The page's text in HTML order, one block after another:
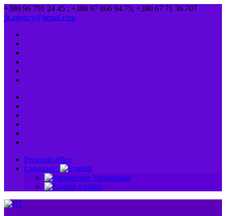
+380 96 791 24 45 ; +380 97 866 94 75; +380 67 71 36 707
jit.agency@gmail.com
Personal office
Language:
Українська
English